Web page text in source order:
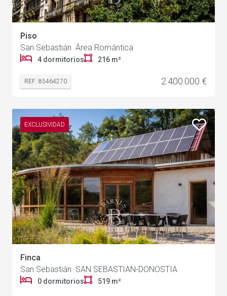
Piso
San Sebastián Área Romántica
4 dormitorios 216 m²
REF: 85464270 2.400.000 €
EXCLUSIVIDAD
Finca
San Sebastián SAN SEBASTIAN-DONOSTIA
0 dormitorios 519 m²